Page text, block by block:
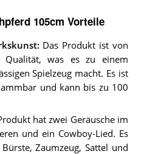
105cm Vorteile
: Das Produkt ist von
Qualität, was es zu einem
Spielzeug macht. Es ist
und kann bis zu 100
hat zwei Geräusche im
und ein Cowboy-Lied. Es
Zaumzeug, Sattel und